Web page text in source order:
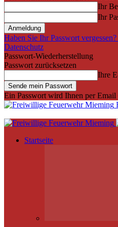
Ihr
Ihr
Haben Sie Ihr Passwort
Datenschutz
Passwort-Wiederherstellung
Passwort zurücksetzen
Ihre
Ein Passwort wird Ihnen per Email
Startseite